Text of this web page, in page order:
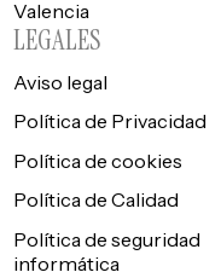
Valencia
LEGALES
Aviso legal
Política de Privacidad
Política de cookies
Política de Calidad
Política de seguridad
informática